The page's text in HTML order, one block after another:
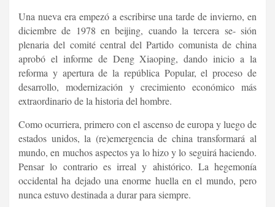
Una nueva era empezó a escribirse una tarde de invierno, en
diciembre de 1978 en beijing, cuando la tercera se- sión
plenaria del comité central del Partido comunista de china
aprobó el informe de Deng Xiaoping, dando inicio a la
reforma y apertura de la república Popular, el proceso de
desarrollo, modernización y crecimiento económico más
extraordinario de la historia del hombre.
Como ocurriera, primero con el ascenso de europa y luego de
estados unidos, la (re)emergencia de china transformará al
mundo, en muchos aspectos ya lo hizo y lo seguirá haciendo.
Pensar lo contrario es irreal y ahistórico. La hegemonía
occidental ha dejado una enorme huella en el mundo, pero
nunca estuvo destinada a durar para siempre.